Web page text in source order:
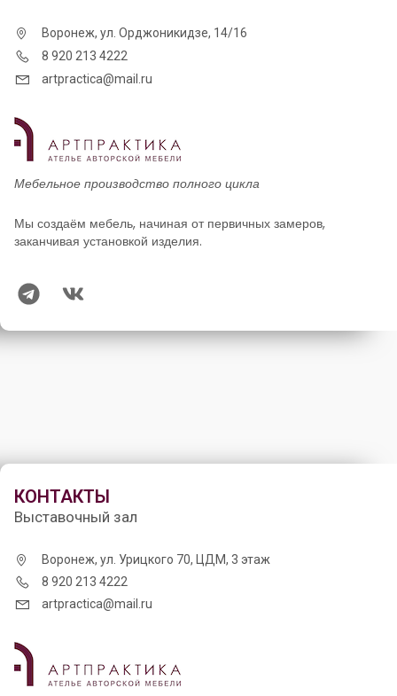
Воронеж, ул. Орджоникидзе, 14/16
8 920 213 4222
artpractica@mail.ru
Мебельное производство полного цикла
Мы создаём мебель, начиная от первичных замеров,
заканчивая установкой изделия.
КОНТАКТЫ
Выставочный зал
Воронеж, ул. Урицкого 70, ЦДМ, 3 этаж
8 920 213 4222
artpractica@mail.ru